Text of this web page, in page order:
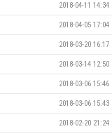
2018-04-11 14:34
2018-04-05 17:04
2018-03-20 16:17
2018-03-14 12:50
2018-03-06 15:46
2018-03-06 15:43
2018-02-20 21:24